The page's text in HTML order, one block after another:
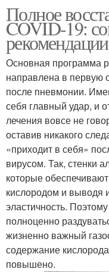
Полное
COVID-19:
рекомендации
Основная программа
направлена в первую
после пневмонии.
себя главный удар, и
лечения вовсе не
оставив никакого
«приходит в себя»
вирусом. Так, стенки
которые
кислородом и выводя
эластичность.
полноценно
жизненно важный
содержание
повышено.